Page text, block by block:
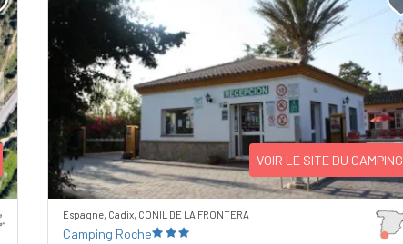
VOIR LE SITE DU CAMPING
Espagne, Cadix, CONIL DE LA FRONTERA
Camping Roche